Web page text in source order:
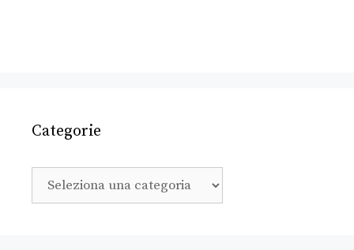
Categorie